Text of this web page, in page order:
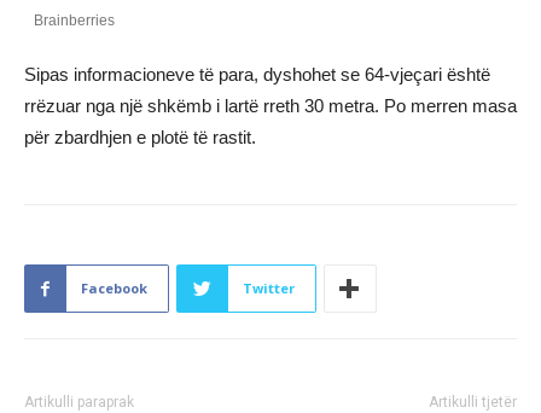
Sipas informacioneve të para, dyshohet se 64-vjeçari është
rrëzuar nga një shkëmb i lartë rreth 30 metra. Po merren masa
për zbardhjen e plotë të rastit.
Facebook Twitter
Artikulli paraprak Artikulli tjetër